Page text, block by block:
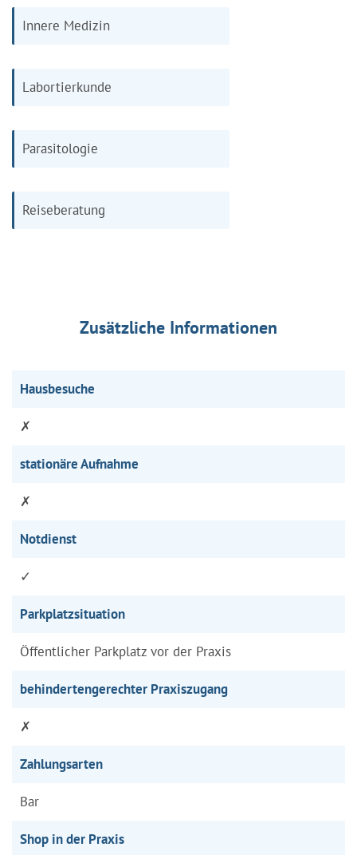
Innere Medizin
Labortierkunde
Parasitologie
Reiseberatung
Zusätzliche Informationen
Hausbesuche
✗
stationäre Aufnahme
✗
Notdienst
✓
Parkplatzsituation
Öffentlicher Parkplatz vor der Praxis
behindertengerechter Praxiszugang
✗
Zahlungsarten
Bar
Shop in der Praxis